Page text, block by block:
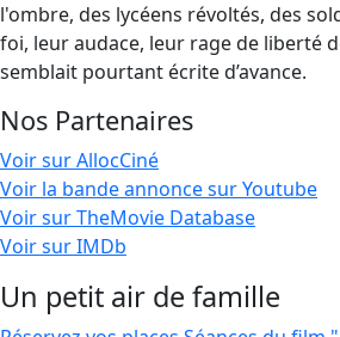
l'ombre, des lycéens révoltés, des
foi, leur audace, leur rage de liberté
semblait pourtant écrite d’avance.
Nos Partenaires
Voir sur AllocCiné
Voir la bande annonce sur Youtube
Voir sur TheMovie Database
Voir sur IMDb
Un petit air de famille